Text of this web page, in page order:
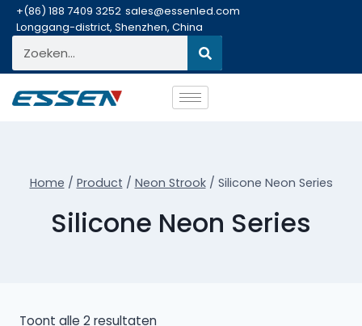
+(86) 188 7409 3252 sales@essenled.com
Longgang-district, Shenzhen, China
Home / Product / Neon Strook / Silicone Neon Series
Silicone Neon Series
Toont alle 2 resultaten